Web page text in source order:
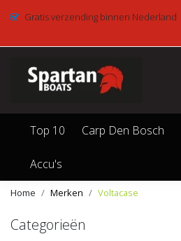
Gratis verzending binnen Nederland
Top 10 Carp Den Bosch
Accu's
Home Merken Voltacase
Categorieën